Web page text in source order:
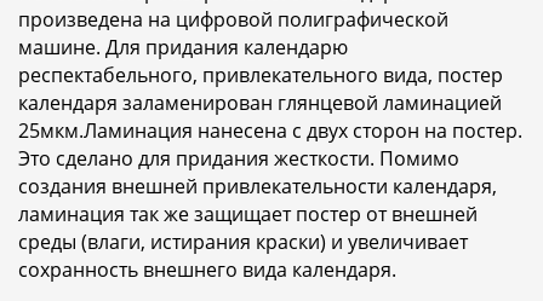
произведена на цифровой полиграфической
машине. Для придания календарю
респектабельного, привлекательного вида, постер
календаря заламенирован глянцевой ламинацией
25мкм.Ламинация нанесена с двух сторон на постер.
Это сделано для придания жесткости. Помимо
создания внешней привлекательности календаря,
ламинация так же защищает постер от внешней
среды (влаги, истирания краски) и увеличивает
сохранность внешнего вида календаря.